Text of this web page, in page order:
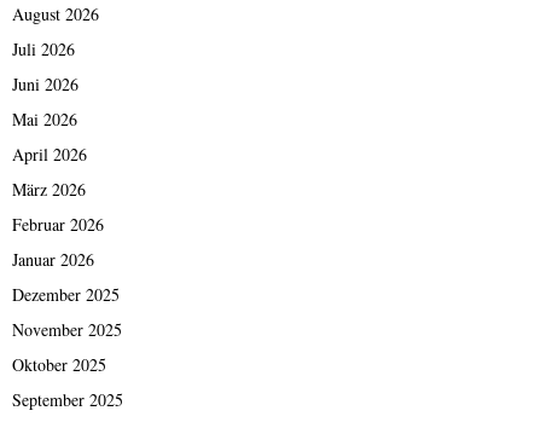
August 2026
Juli 2026
Juni 2026
Mai 2026
April 2026
März 2026
Februar 2026
Januar 2026
Dezember 2025
November 2025
Oktober 2025
September 2025